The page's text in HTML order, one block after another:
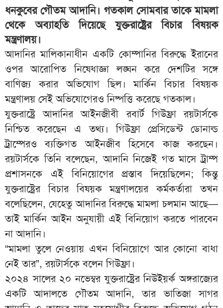
ধনকুবের গৌতম আদানি। গতকাল সোমবার তাকে মামলা
থেকে অব্যাহতি দিয়েছে যুক্তরাষ্ট্রের বিচার বিষয়ক
মন্ত্রণালয়।
আদানির মালিকানাধীন একটি কোম্পানির বিরুদ্ধে ইরানের
ওপর আরোপিত নিষেধাজ্ঞা লঙ্ঘন করে দেশটির সঙ্গে
বাণিজ্য করার অভিযোগ ছিল। মার্কিন বিচার বিষয়ক
মন্ত্রণালয় সেই অভিযোগেরও নিষ্পত্তি করেছে গতকাল।
যুক্তরাষ্ট্রে আদানির আইনজীবী রবার্ট গিউফ্রা রয়টার্সকে
নিশ্চিত করেছেন এ তথ্য। গিউফ্রা প্রেসিডেন্ট ডোনাল্ড
ট্রাম্পেরও ব্যক্তিগত আইনজীব হিসেবে কাজ করছেন।
রয়টার্সকে তিনি বলেছেন, আদানি নিজেই গত মাসে ট্রাম্প
প্রশাসনকে এই বিনিয়োগের প্রস্তাব দিয়েছিলেন; কিন্তু
যুক্তরাষ্ট্রের বিচার বিষয়ক মন্ত্রণালয়ের কর্মকর্তারা তখন
বলেছিলেন, যেহেতু আদানির বিরুদ্ধে মামলা চলমান আছে—
তাই মার্কিন আইন অনুযায়ী এই বিনিয়োগ করতে পারবেন
না আদানি।
“মামলা তুলে নেওয়ায় এখন বিনিয়োগে আর কোনো বাধা
নেই তার”, রয়টার্সকে বলেন গিউফ্রা।
২০২৪ সালের ২০ নভেম্বর যুক্তরাষ্ট্রের নিউইয়র্ক অঙ্গরাজ্যের
একটি আদালতে গৌতম আদানি, তার ভাতিজা সাগর